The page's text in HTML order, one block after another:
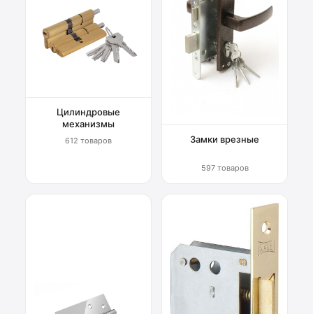
Цилиндровые
механизмы
612 товаров Замки врезные
597 товаров